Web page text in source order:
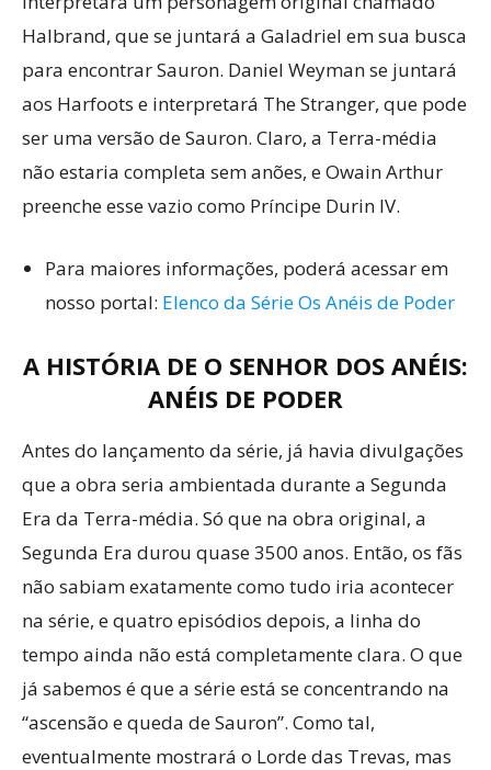
Halbrand, que se juntará a Galadriel em sua busca
para encontrar Sauron. Daniel Weyman se juntará
aos Harfoots e interpretará The Stranger, que pode
ser uma versão de Sauron. Claro, a Terra-média
não estaria completa sem anões, e Owain Arthur
preenche esse vazio como Príncipe Durin IV.
Para maiores informações, poderá acessar em
nosso portal: Elenco da Série Os Anéis de Poder
A HISTÓRIA DE O SENHOR DOS ANÉIS:
ANÉIS DE PODER
Antes do lançamento da série, já havia divulgações
que a obra seria ambientada durante a Segunda
Era da Terra-média. Só que na obra original, a
Segunda Era durou quase 3500 anos. Então, os fãs
não sabiam exatamente como tudo iria acontecer
na série, e quatro episódios depois, a linha do
tempo ainda não está completamente clara. O que
já sabemos é que a série está se concentrando na
“ascensão e queda de Sauron”. Como tal,
eventualmente mostrará o Lorde das Trevas, mas